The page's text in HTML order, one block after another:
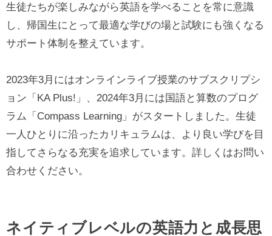
生徒たちが楽しみながら英語を学べることを常に意識
し、帰国生にとって最適な学びの場と試験にも強くなる
サポート体制を整えています。
2023年3月にはオンラインライブ授業のサブスクリプシ
ョン「KA Plus!」、2024年3月には国語と算数のプログ
ラム「Compass Learning」がスタートしました。生徒
一人ひとりに沿ったカリキュラムは、より良い学びを目
指してさらなる充実を追求しています。詳しくはお問い
合わせください。
ネイティブレベルの英語力と成長思